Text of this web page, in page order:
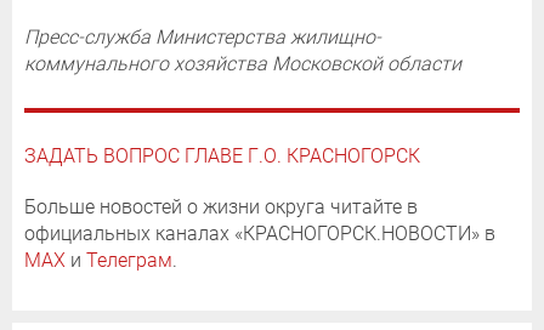
Пресс-служба Министерства жилищно-
коммунального хозяйства Московской области
ЗАДАТЬ ВОПРОС ГЛАВЕ Г.О. КРАСНОГОРСК
Больше новостей о жизни округа читайте в
официальных каналах «КРАСНОГОРСК.НОВОСТИ» в
MAX и Телеграм.